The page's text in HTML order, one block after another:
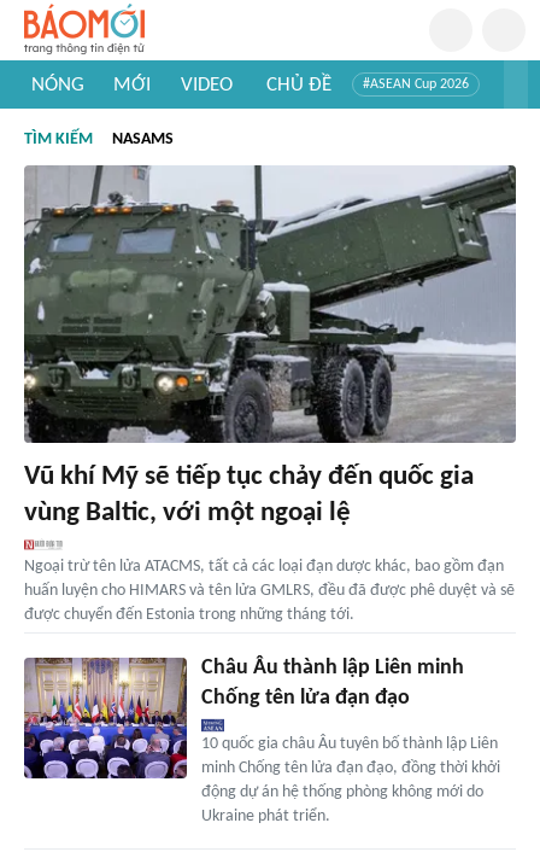
NÓNG MỚI VIDEO CHỦ ĐỀ #ASEAN Cup 2026
#Khám phá thế giới
TÌM KIẾM NASAMS
Vũ khí Mỹ sẽ tiếp tục chảy đến quốc gia
vùng Baltic, với một ngoại lệ
Ngoại trừ tên lửa ATACMS, tất cả các loại đạn dược khác, bao gồm đạn
huấn luyện cho HIMARS và tên lửa GMLRS, đều đã được phê duyệt và sẽ
được chuyển đến Estonia trong những tháng tới.
Châu Âu thành lập Liên minh
Chống tên lửa đạn đạo
10 quốc gia châu Âu tuyên bố thành lập Liên
minh Chống tên lửa đạn đạo, đồng thời khởi
động dự án hệ thống phòng không mới do
Ukraine phát triển.